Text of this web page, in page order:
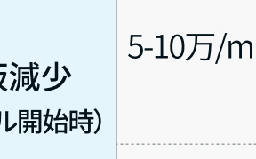
量に減量
ンビア州の州立がん専門医療機関 : BC Cancer
Drug Manualによる参考情報